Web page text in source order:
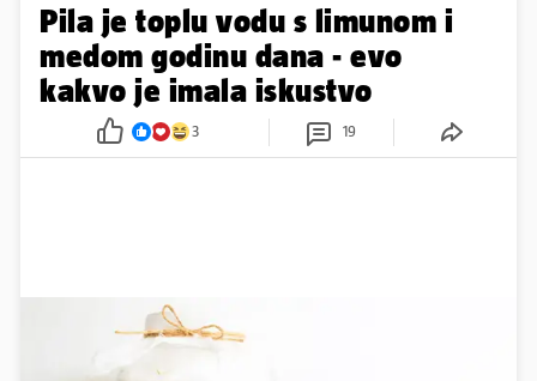
Pila je toplu vodu s limunom i
medom godinu dana - evo
kakvo je imala iskustvo
3 19